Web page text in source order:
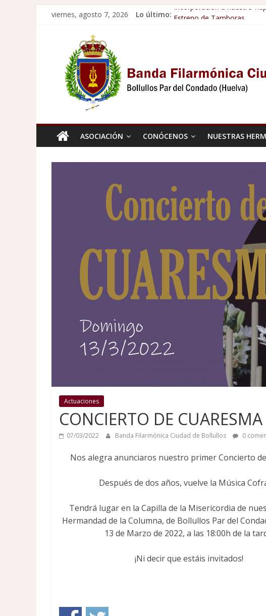
Saltarviernes, agosto 7, 2026 Lo último: Incorporación a nuestro
Banda
Filarmónica
Ciudad
de
Bollullos
ASOCIACIÓN CONÓCENOS NUESTRAS
Actuaciones
CONCIERTO DE CUARESMA
07/03/2022 Banda Filarmónica Ciudad de Bollullos 0
Nos alegra anunciaros nuestro primer Concierto
Después de dos años, vuelve la Música
Tendrá lugar en la Capilla de la Misericordia de
Hermandad de la Columna, de Bollullos Par del
13 de Marzo de 2022, a las 18:00h de la
¡Ni decir que estáis invitados!